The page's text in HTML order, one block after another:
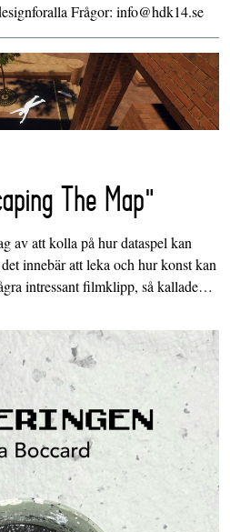
Frågor: info@hdk14.se
The Map"
av att kolla på hur dataspel kan
innebär att leka och hur konst kan
intressant filmklipp, så kallade…